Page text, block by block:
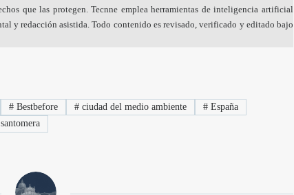
que las protegen. Tecnne emplea herramientas de inteligencia artificial
y redacción asistida. Todo contenido es revisado, verificado y editado bajo
# Bestbefore # ciudad del medio ambiente #España
santomera